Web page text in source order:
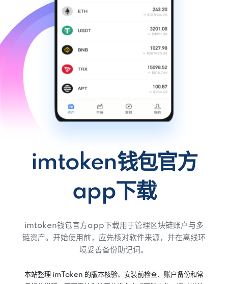
imtoken钱包官方
app下载
imtoken钱包官方app下载用于管理区块链账户与多
链资产。开始使用前，应先核对软件来源，并在离线环
境妥善备份助记词。
本站整理 imToken 的版本核验、安装前检查、账户备份和常